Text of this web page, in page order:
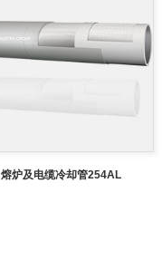
熔炉及电缆冷却管254AL